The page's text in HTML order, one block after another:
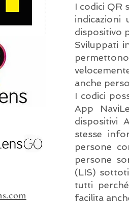
I codici QR
indicazioni
dispositivo
Sviluppati
anche
I codici
App
dispositivi
stesse
persone
persone
(LIS)
tutti
facilita